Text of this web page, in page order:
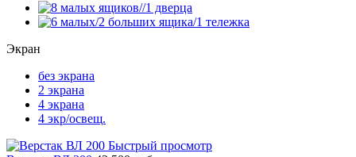
Экран
без экрана
2 экрана
4 экрана
4 экр/освещ.
Быстрый просмотр